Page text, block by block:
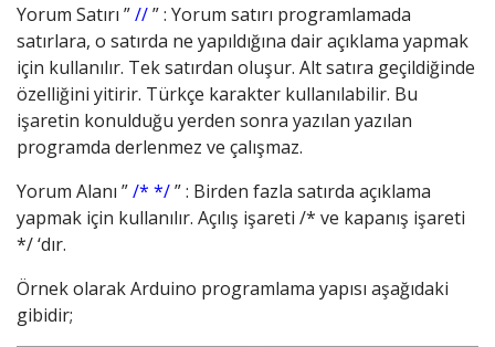
Yorum Satırı ”//” : Yorum satırı programlamada
satırlara, o satırda ne yapıldığına dair açıklama yapmak
için kullanılır. Tek satırdan oluşur. Alt satıra geçildiğinde
özelliğini yitirir. Türkçe karakter kullanılabilir. Bu
işaretin konulduğu yerden sonra yazılan yazılan
programda derlenmez ve çalışmaz.
Yorum Alanı ”/* */” : Birden fazla satırda açıklama
yapmak için kullanılır. Açılış işareti /* ve kapanış işareti
*/ ‘dır.
Örnek olarak Arduino programlama yapısı aşağıdaki
gibidir;